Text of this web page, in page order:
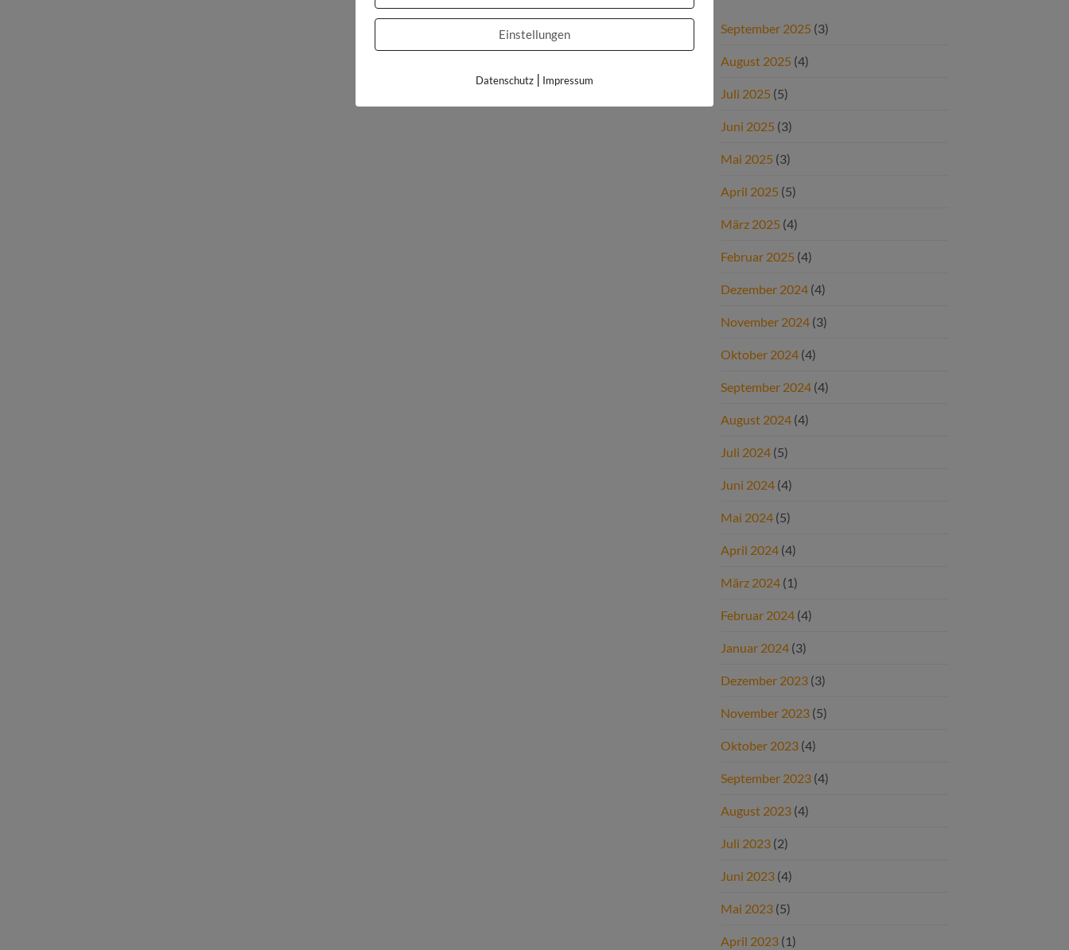
September 2025 (3)
August 2025 (4)
Juli 2025 (5)
Juni 2025 (3)
Mai 2025 (3)
April 2025 (5)
März 2025 (4)
Februar 2025 (4)
Dezember 2024 (4)
November 2024 (3)
Oktober 2024 (4)
September 2024 (4)
August 2024 (4)
Juli 2024 (5)
Juni 2024 (4)
Mai 2024 (5)
April 2024 (4)
März 2024 (1)
Februar 2024 (4)
Januar 2024 (3)
Dezember 2023 (3)
November 2023 (5)
Oktober 2023 (4)
September 2023 (4)
August 2023 (4)
Juli 2023 (2)
Juni 2023 (4)
Mai 2023 (5)
April 2023 (1)
Einstellungen
Datenschutz | Impressum